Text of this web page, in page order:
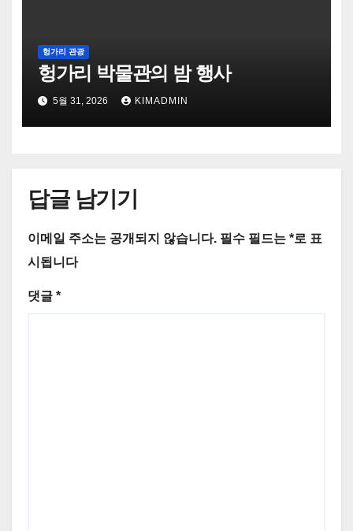
헝가리 관광
헝가리 박물관의 밤 행사
5월 31, 2026 KIMADMIN
답글 남기기
이메일 주소는 공개되지 않습니다. 필수 필드는 *로 표
시됩니다
댓글 *